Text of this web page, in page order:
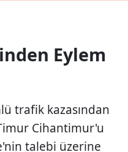
Eylem
trafik kazasından
Cihantimur'u
talebi üzerine